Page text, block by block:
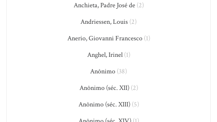
Anchieta, Padre José de(2)
Andriessen, Louis (2)
Anerio, Giovanni Francesco(1)
Anghel, Irinel(1)
Anônimo (38)
Anônimo (séc. XII)(2)
Anônimo (séc. XIII)(5)